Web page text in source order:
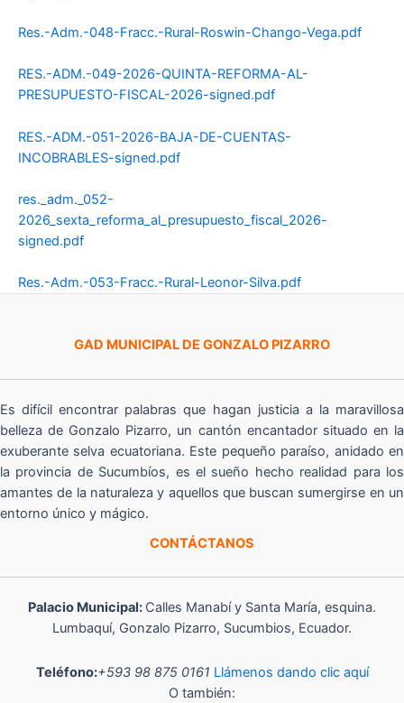
Res.-Adm.-048-Fracc.-Rural-Roswin-Chango-Vega.pdf
RES.-ADM.-049-2026-QUINTA-REFORMA-AL-
PRESUPUESTO-FISCAL-2026-signed.pdf
RES.-ADM.-051-2026-BAJA-DE-CUENTAS-
INCOBRABLES-signed.pdf
res._adm._052-
2026_sexta_reforma_al_presupuesto_fiscal_2026-
signed.pdf
Res.-Adm.-053-Fracc.-Rural-Leonor-Silva.pdf
GAD MUNICIPAL DE GONZALO PIZARRO
Es difícil encontrar palabras que hagan justicia a la maravillosa
belleza de Gonzalo Pizarro, un cantón encantador situado en la
exuberante selva ecuatoriana. Este pequeño paraíso, anidado en
la provincia de Sucumbíos, es el sueño hecho realidad para los
amantes de la naturaleza y aquellos que buscan sumergirse en un
entorno único y mágico.
CONTÁCTANOS
Palacio Municipal: Calles Manabí y Santa María, esquina.
Lumbaquí, Gonzalo Pizarro, Sucumbios, Ecuador.
Teléfono:+593 98 875 0161 Llámenos dando clic aquí
O también: